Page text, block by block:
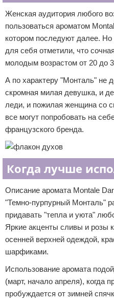
Женская аудитория любого
пользоваться ароматом
котором последуют далее.
для себя отметили, что
молодым возрастом от 20 до
А по характеру "Монталь" не
скромная милая девушка, и
леди, и пожилая женщина со
все могут попробовать на
французского бренда.
Когда лучше
Описание аромата Montale
"Темно-пурпурный Монталь"
придавать "тепла и уюта"
Яркие акценты сливы и розы
осенней верхней одеждой,
шарфиками.
Использование аромата
(март, начало апреля), когда
пробуждается от зимней